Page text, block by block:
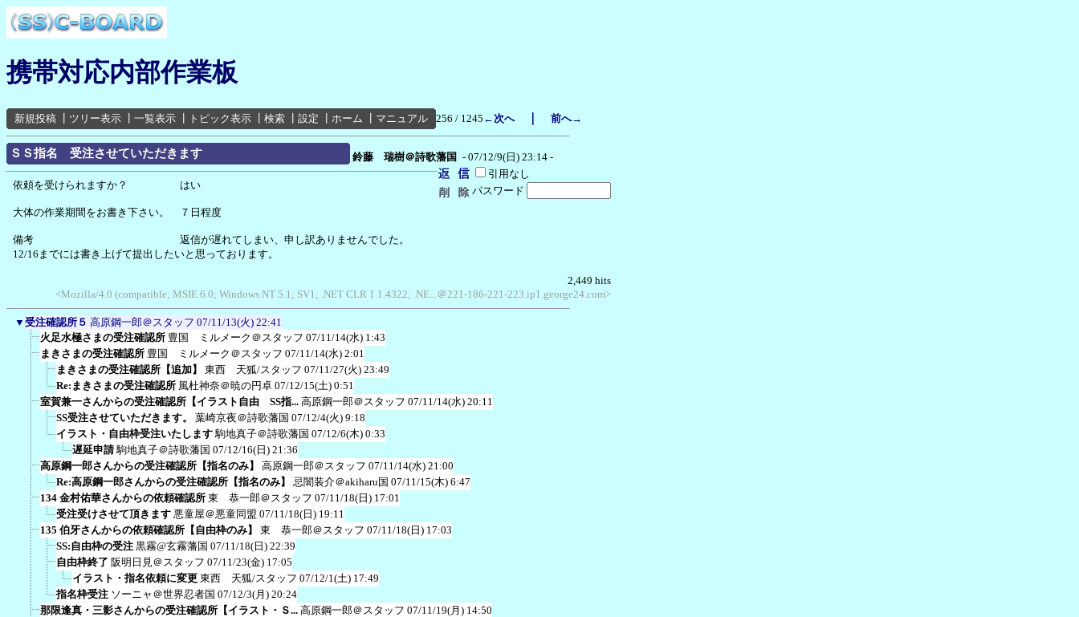
携帯対応内部作業板
新規投稿 ツリー表示 一覧表示 トピック表示 検索 設定 ホーム マニュアル 256 / 1245 ←次へ｜ 前へ→
ＳＳ指名 受注させていただきます 鈴藤 瑞樹＠詩歌藩国 - 07/12/9(日) 23:14 -
引用なし
パスワード
依頼を受けられますか？ はい
大体の作業期間をお書き下さい。 ７日程度
備考 返信が遅れてしまい、申し訳ありませんでした。
12/16までには書き上げて提出したいと思っております。
2,449 hits
<Mozilla/4.0 (compatible; MSIE 6.0; Windows NT 5.1; SV1; .NET CLR 1.1.4322; .NE...＠221-186-221-223.ip1.george24.com>
▼ 受注確認所５ 高原鋼一郎＠スタッフ 07/11/13(火) 22:41
火足水極さまの受注確認所 豊国 ミルメーク＠スタッフ 07/11/14(水) 1:43
まきさまの受注確認所 豊国 ミルメーク＠スタッフ 07/11/14(水) 2:01
まきさまの受注確認所【追加】
東西 天狐/スタッフ 07/11/27(火) 23:49
Re:まきさまの受注確認所 風杜神奈＠暁の円卓 07/12/15(土) 0:51
室賀兼一さんからの受注確認所【イラスト自由 SS指... 高原鋼一郎＠スタッフ 07/11/14(水) 20:11
SS受注させていただきます。
葉崎京夜＠詩歌藩国 07/12/4(火) 9:18
イラスト・自由枠受注いたします 駒地真子＠詩歌藩国 07/12/6(木) 0:33
遅延申請 駒地真子＠詩歌藩国 07/12/16(日) 21:36
高原鋼一郎さんからの受注確認所【指名のみ】
高原鋼一郎＠スタッフ 07/11/14(水) 21:00
Re:高原鋼一郎さんからの受注確認所【指名のみ】
忌闇装介＠akiharu国 07/11/15(木) 6:47
134 金村佑華さんからの依頼確認所 東 恭一郎＠スタッフ 07/11/18(日) 17:01
受注受けさせて頂きます 悪童屋＠悪童同盟 07/11/18(日) 19:11
135 伯牙さんからの依頼確認所【自由枠のみ】
東 恭一郎＠スタッフ 07/11/18(日) 17:03
SS:自由枠の受注 黒霧@玄霧藩国 07/11/18(日) 22:39
自由枠終了 阪明日見＠スタッフ 07/11/23(金) 17:05
イラスト・指名依頼に変更 東西 天狐/スタッフ 07/12/1(土) 17:49
指名枠受注 ソーニャ＠世界忍者国 07/12/3(月) 20:24
那限逢真・三影さんからの受注確認所【イラスト・Ｓ... 高原鋼一郎＠スタッフ 07/11/19(月) 14:50